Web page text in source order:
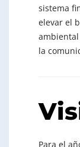
sistema
elevar el
ambiental
la
Para el